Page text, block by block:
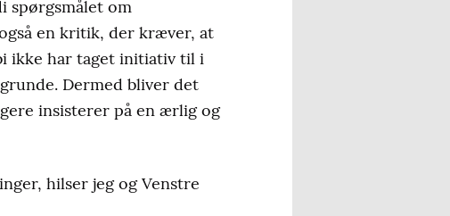
spørgsmålet om
en kritik, der kræver, at
ikke har taget initiativ til i
Dermed bliver det
insisterer på en ærlig og
hilser jeg og Venstre